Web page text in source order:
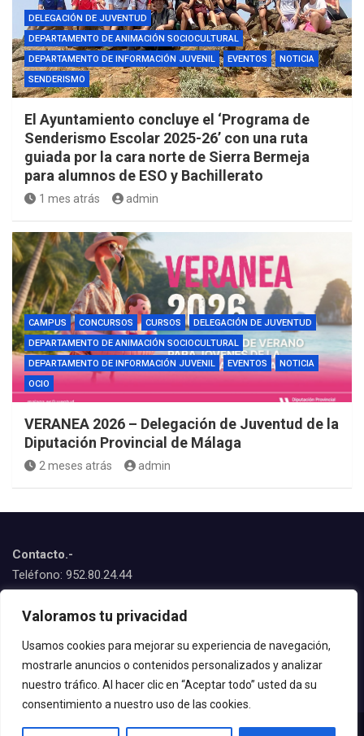
Valoramos tu privacidad
Usamos cookies para mejorar su experiencia de navegación,
mostrarle anuncios o contenidos personalizados y analizar
nuestro tráfico. Al hacer clic en “Aceptar todo” usted da su
consentimiento a nuestro uso de las cookies.
DELEGACIÓN DE JUVENTUD
DEPARTAMENTO DE ANIMACIÓN SOCIOCULTURAL
DEPARTAMENTO DE INFORMACIÓN JUVENIL
EVENTOS
NOTICIA
SENDERISMO
El Ayuntamiento concluye el ‘Programa de
Senderismo Escolar 2025-26’ con una ruta
guiada por la cara norte de Sierra Bermeja
para alumnos de ESO y Bachillerato
1 mes atrás admin
CAMPUS CONCURSOS CURSOS
DELEGACIÓN DE JUVENTUD
DEPARTAMENTO DE ANIMACIÓN SOCIOCULTURAL
DEPARTAMENTO DE INFORMACIÓN JUVENIL
EVENTOS
NOTICIA
OCIO
VERANEA 2026 – Delegación de Juventud de la
Diputación Provincial de Málaga
2 meses atrás admin
Contacto.-
Teléfono: 952.80.24.44
juventud@estepona.es
© 2020 Delegación de Juventud